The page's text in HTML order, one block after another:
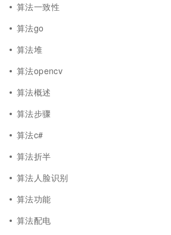
算法一致性
算法go
算法堆
算法opencv
算法概述
算法步骤
算法c#
算法折半
算法人脸识别
算法功能
算法配电